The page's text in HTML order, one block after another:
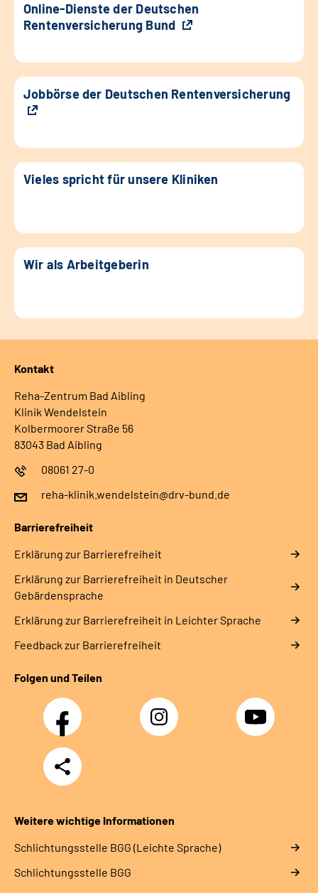
Online-Dienste der Deutschen
Rentenversicherung Bund
Jobbörse der Deutschen Rentenversicherung
Vieles spricht für unsere Kliniken
Wir als Arbeitgeberin
Kontakt
Reha-Zentrum Bad Aibling
Klinik Wendelstein
Kolbermoorer Straße 56
83043 Bad Aibling
08061 27-0
reha-klinik.wendelstein@drv-bund.de
Barrierefreiheit
Erklärung zur Barrierefreiheit
Erklärung zur Barrierefreiheit in Deutscher
Gebärdensprache
Erklärung zur Barrierefreiheit in Leichter Sprache
Feedback zur Barrierefreiheit
Folgen und Teilen
Facebook Instagram YouTube
Teilen
Weitere wichtige Informationen
Schlich­tungs­stel­le BGG (Leichte Sprache)
Schlich­tungs­stel­le BGG